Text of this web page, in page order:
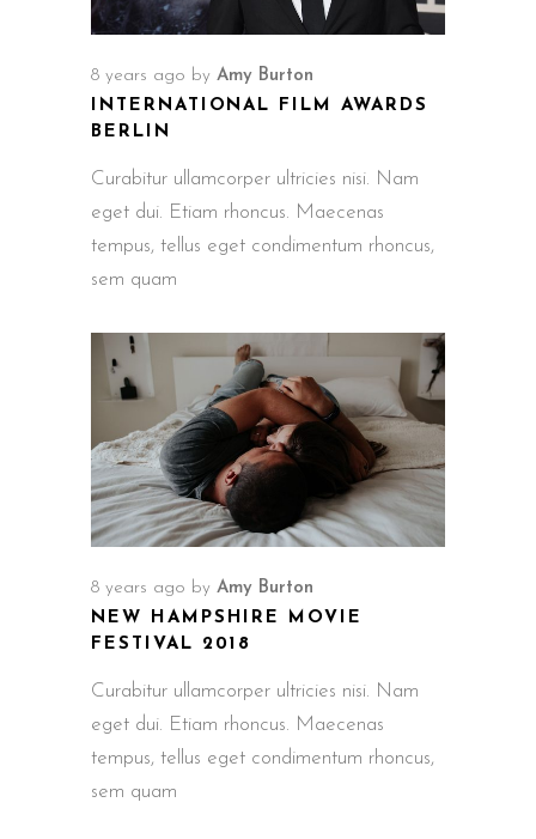
8 years ago by Amy Burton
INTERNATIONAL FILM AWARDS
BERLIN
Curabitur ullamcorper ultricies nisi. Nam
eget dui. Etiam rhoncus. Maecenas
tempus, tellus eget condimentum rhoncus,
sem quam
8 years ago by Amy Burton
NEW HAMPSHIRE MOVIE
FESTIVAL 2018
Curabitur ullamcorper ultricies nisi. Nam
eget dui. Etiam rhoncus. Maecenas
tempus, tellus eget condimentum rhoncus,
sem quam